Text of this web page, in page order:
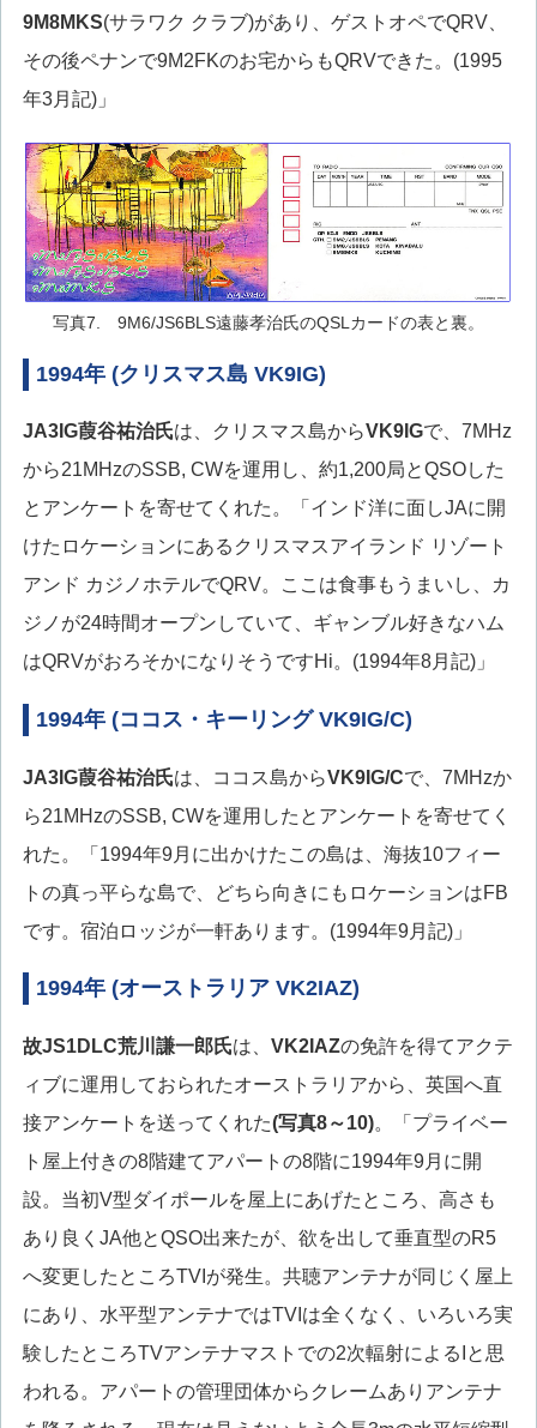
9M8MKS(サラワク クラブ)があり、ゲストオペでQRV、
その後ペナンで9M2FKのお宅からもQRVできた。(1995
年3月記)」
写真7. 9M6/JS6BLS遠藤孝治氏のQSLカードの表と裏。
1994年 (クリスマス島 VK9IG)
JA3IG葭谷祐治氏は、クリスマス島からVK9IGで、7MHz
から21MHzのSSB, CWを運用し、約1,200局とQSOした
とアンケートを寄せてくれた。「インド洋に面しJAに開
けたロケーションにあるクリスマスアイランド リゾート
アンド カジノホテルでQRV。ここは食事もうまいし、カ
ジノが24時間オープンしていて、ギャンブル好きなハム
はQRVがおろそかになりそうですHi。(1994年8月記)」
1994年 (ココス・キーリング VK9IG/C)
JA3IG葭谷祐治氏は、ココス島からVK9IG/Cで、7MHzか
ら21MHzのSSB, CWを運用したとアンケートを寄せてく
れた。「1994年9月に出かけたこの島は、海抜10フィー
トの真っ平らな島で、どちら向きにもロケーションはFB
です。宿泊ロッジが一軒あります。(1994年9月記)」
1994年 (オーストラリア VK2IAZ)
故JS1DLC荒川謙一郎氏は、 VK2IAZの免許を得てアクテ
ィブに運用しておられたオーストラリアから、英国へ直
接アンケートを送ってくれた(写真8～10)。「プライベー
ト屋上付きの8階建てアパートの8階に1994年9月に開
設。当初V型ダイポールを屋上にあげたところ、高さも
あり良くJA他とQSO出来たが、欲を出して垂直型のR5
へ変更したところTVIが発生。共聴アンテナが同じく屋上
にあり、水平型アンテナではTVIは全くなく、いろいろ実
験したところTVアンテナマストでの2次輻射によるIと思
われる。アパートの管理団体からクレームありアンテナ